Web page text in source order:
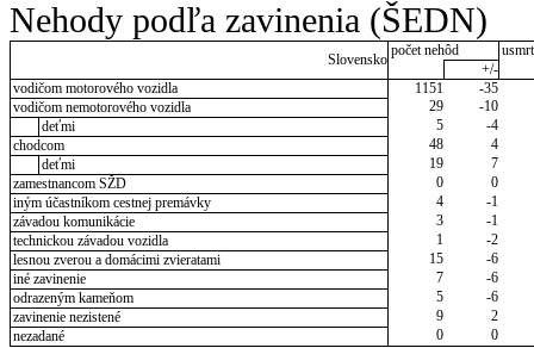
Nehody podľa zavinenia (ŠEDN)
Slovensko
počet nehôd
+/-
vodičom motorového vozidla
1151
-35
vodičom nemotorového vozidla
29
-10
deťmi
5
-4
chodcom
48
4
deťmi
19
7
zamestnancom SŽD
0
0
iným účastníkom cestnej premávky
4
-1
závadou komunikácie
3
-1
technickou závadou vozidla
1
-2
lesnou zverou a domácimi zvieratami
15
-6
iné zavinenie
7
-6
odrazeným kameňom
5
-6
zavinenie nezistené
9
2
nezadané
0 0